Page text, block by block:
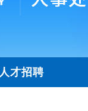
人才招聘